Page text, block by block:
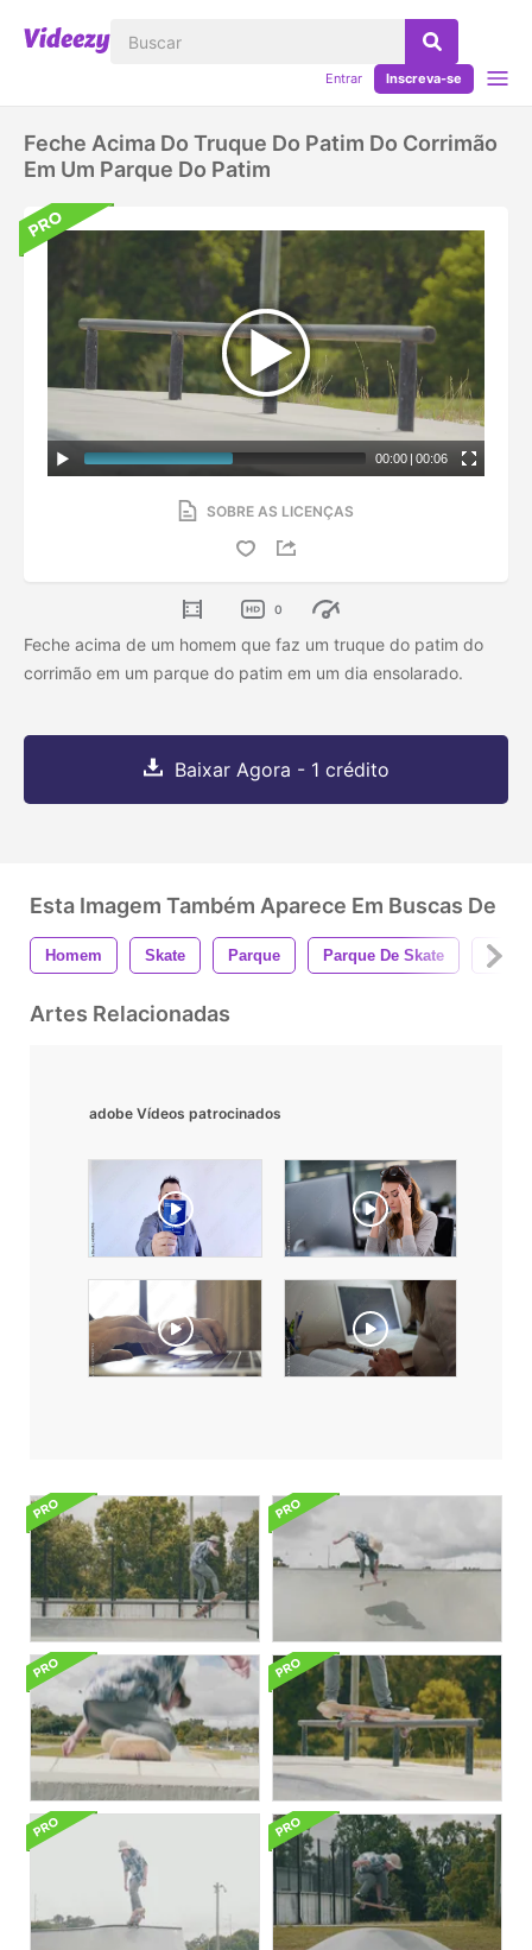
Entrar Inscreva-se
Feche Acima Do Truque Do Patim Do Corrimão
Em Um Parque Do Patim
00:00 | 00:06
SOBRE AS LICENÇAS
0
Feche acima de um homem que faz um truque do patim do
corrimão em um parque do patim em um dia ensolarado.
Baixar Agora - 1 crédito
Esta Imagem Também Aparece Em Buscas De
Homem Skate Parque Parque De Skate
Artes Relacionadas
adobe Vídeos patrocinados